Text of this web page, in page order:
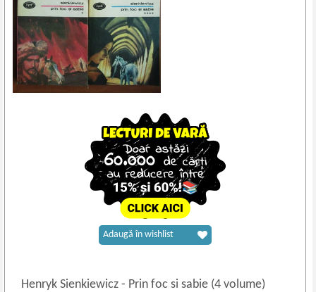
Henryk Sienkiewicz- Prin foc si sabie (4 volume)
Adaugă în wishlist